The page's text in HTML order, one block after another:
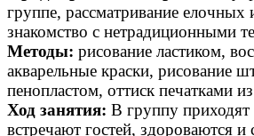
группе, рассматривание елочных
знакомство с нетрадиционными
Методы: рисование ластиком,
акварельные краски, рисование
пенопластом, оттиск печатками
Ход занятия: В группу приходят
встречают гостей, здороваются и